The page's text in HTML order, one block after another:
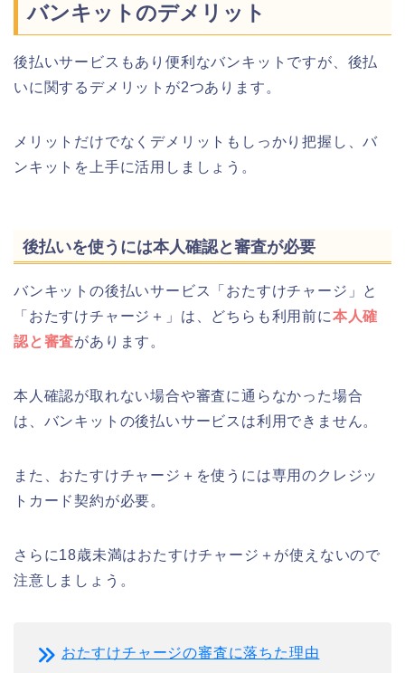
バンキットのデメリット
後払いサービスもあり便利なバンキットですが、後払
いに関するデメリットが2つあります。
メリットだけでなくデメリットもしっかり把握し、バ
ンキットを上手に活用しましょう。
後払いを使うには本人確認と審査が必要
バンキットの後払いサービス「おたすけチャージ」と
「おたすけチャージ＋」は、どちらも利用前に本人確
認と審査があります。
本人確認が取れない場合や審査に通らなかった場合
は、バンキットの後払いサービスは利用できません。
また、おたすけチャージ＋を使うには専用のクレジッ
トカード契約が必要。
さらに18歳未満はおたすけチャージ＋が使えないので
注意しましょう。
おたすけチャージの審査に落ちた理由